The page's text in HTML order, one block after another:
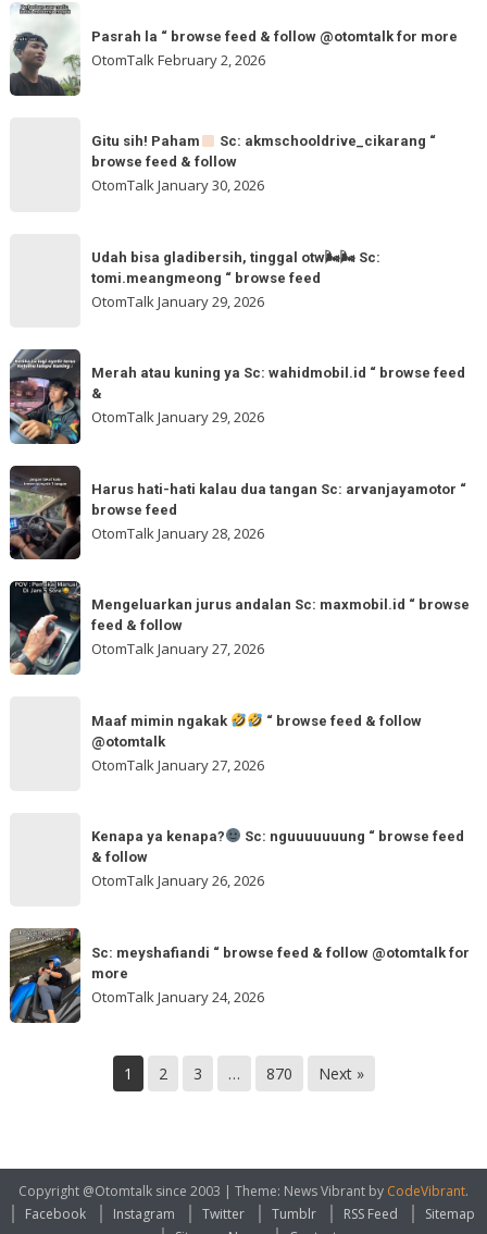
Pasrah
la
browse
@otomtalk
Pasrah la “ browse feed & follow @otomtalk for more
OtomTalk February 2, 2026
akmschooldrive_cikarang
&
follow
Gitu sih! Paham
Sc: akmschooldrive_cikarang “
browse feed & follow
OtomTalkJanuary 30, 2026
gladibersih,
otw
🌬
🌬
Sc:
“
browse
feed
Udah bisa gladibersih, tinggal otw🌬🌬 Sc:
tomi.meangmeong “ browse feed
OtomTalkJanuary 29, 2026
Merah
atau
kuning
ya
Sc:
wahidmobil.id
“
browse
Merah atau kuning ya Sc: wahidmobil.id “ browse feed
&
OtomTalkJanuary 29, 2026
Harus
hati-
hati
kalau
dua
tangan
Sc:
arvanjayamotor
Harus hati-hati kalau dua tangan Sc: arvanjayamotor “
browse feed
OtomTalkJanuary 28, 2026
Mengeluarkan
jurus
andalan
Sc:
Mengeluarkan jurus andalan Sc: maxmobil.id “ browse
feed & follow
OtomTalkJanuary 27, 2026
follow
@otomtalk
Maaf mimin ngakak
“ browse feed & follow
@otomtalk
OtomTalkJanuary 27, 2026
Sc:
nguuuuuuung
“
browse
Kenapa ya kenapa?
Sc: nguuuuuuung “ browse feed
& follow
OtomTalkJanuary 26, 2026
Sc:
meyshafiandi
“
browse
more
Sc: meyshafiandi “ browse feed & follow @otomtalk for
more
OtomTalk January 24, 2026
1 2 3 … 870 Next »
Copyright @Otomtalk since 2003 | Theme: News Vibrant by CodeVibrant.
Facebook
Instagram Twitter Tumblr RSS Feed
Sitemap